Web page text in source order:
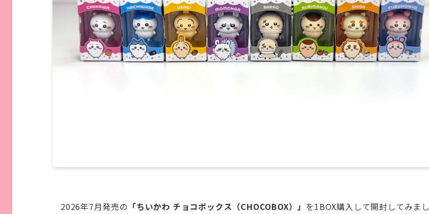
2026年7月発売の 「ちいかわ チョコボックス（CHOCOBOX）」 を1BOX購入して開封してみまし